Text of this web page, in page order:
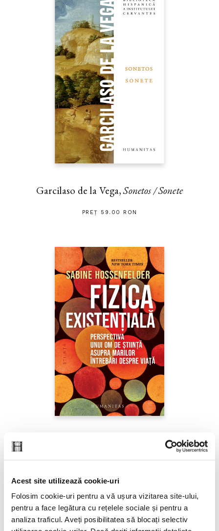
Acest site utilizează cookie-uri
Folosim cookie-uri pentru a vă ușura vizitarea site-ului,
pentru a face legătura cu rețelele sociale și pentru a
analiza traficul. Aveți posibilitatea să blocați selectiv
Garcilaso de la Vega,Sonetos / Sonete
PREȚ 59.00 RON
Fizica existenţială